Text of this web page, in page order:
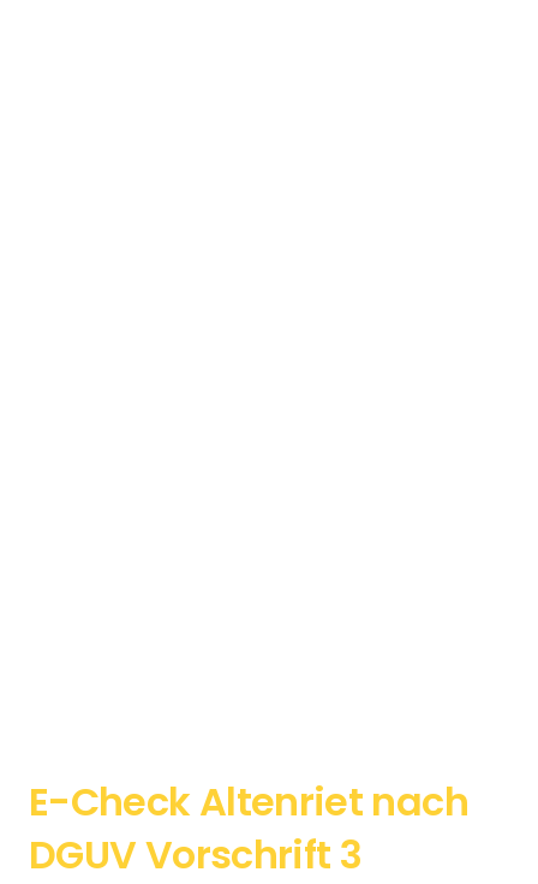
E-Check Altenriet nach
DGUV Vorschrift 3